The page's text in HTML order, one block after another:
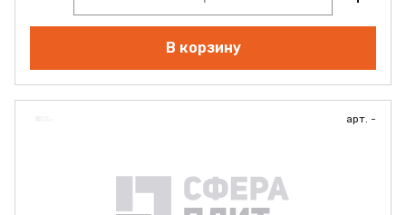
В корзину
арт. -